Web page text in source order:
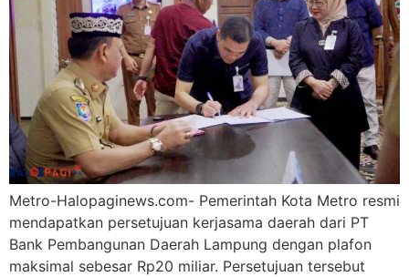
Metro-Halopaginews.com- Pemerintah Kota Metro resmi
mendapatkan persetujuan kerjasama daerah dari PT
Bank Pembangunan Daerah Lampung dengan plafon
maksimal sebesar Rp20 miliar. Persetujuan tersebut